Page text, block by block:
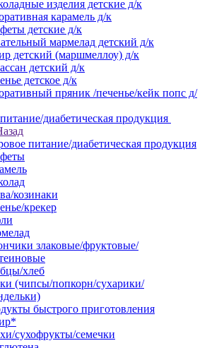
изделия детские д/к
карамель д/к
детские д/к
мармелад детский д/к
детский (маршмеллоу) д/к
детский д/к
детское д/к
пряник /печенье/кейк попс д/
диабетическая продукция
питание/диабетическая продукция
козинаки
крекер
злаковые/фруктовые/
хлеб
(чипсы/попкорн/сухарики/
быстрого приготовления
сухофрукты/семечки